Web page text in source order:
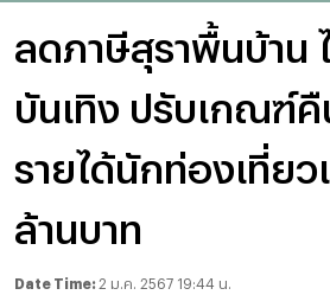
ลดภาษีสุราพื้นบ้าน
บันเทิง ปรับเกณฑ์
รายได้นักท่องเที่ย
ล้านบาท
Date Time: 2 ม.ค. 2567 19:44 น.